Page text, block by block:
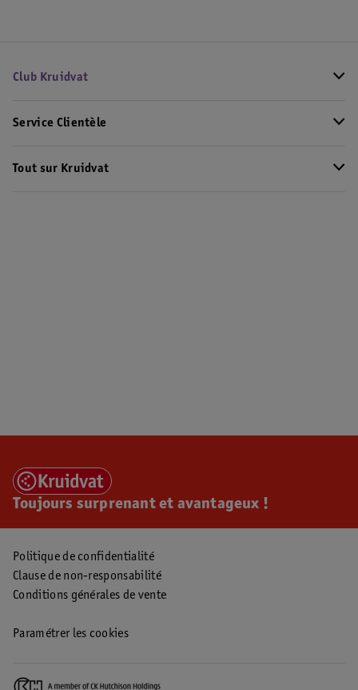
Club Kruidvat
Service Clientèle
Tout sur Kruidvat
Toujours surprenant et avantageux !
Politique de confidentialité
Clause de non-responsabilité
Conditions générales de vente
Paramétrer les cookies